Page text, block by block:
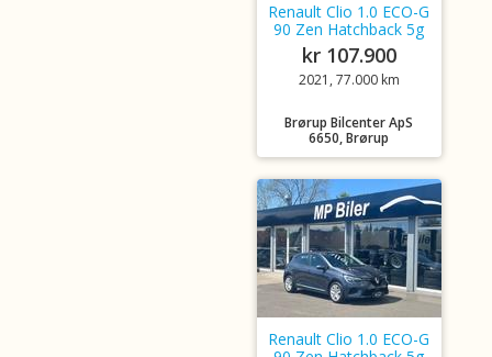
Renault Clio 1.0 ECO-G
90 Zen Hatchback 5g
kr 107.900
2021, 77.000 km
Brørup Bilcenter ApS
6650, Brørup
Renault Clio 1.0 ECO-G